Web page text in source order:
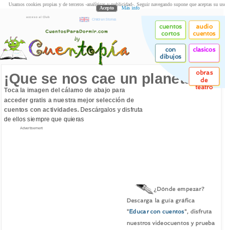
acceso al Club
Children Stories
cuentos
cortos
audio
cuentos
con
dibujos
clasicos
obras
de
teatro
¡Que se nos cae un planeta!
Toca la imagen del cálamo de abajo para
acceder gratis a nuestra mejor selección de
cuentos con actividades.Descárgalos y disfruta
de ellos siempre que quieras
Advertisement
¿Dónde empezar?
Descarga la guía gráfica
"Educar con cuentos", disfruta
nuestros videocuentos y prueba
Usamos cookies propias y de terceros -analíticas y publicidad-. Seguir navegando supone que aceptas su
Acepto Más info